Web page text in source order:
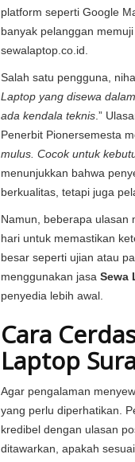
platform seperti Google
banyak pelanggan
sewalaptop.co.id.
Salah satu pengguna,
Laptop yang disewa
ada kendala teknis .”
Penerbit Pionersemesta
mulus. Cocok untuk
menunjukkan bahwa
berkualitas, tetapi juga
Namun, beberapa ulasan
hari untuk memastikan
besar seperti ujian atau
menggunakan jasa Sewa
penyedia lebih awal.
Cara
Laptop
Agar pengalaman
yang perlu diperhatikan.
kredibel dengan ulasan
ditawarkan, apakah